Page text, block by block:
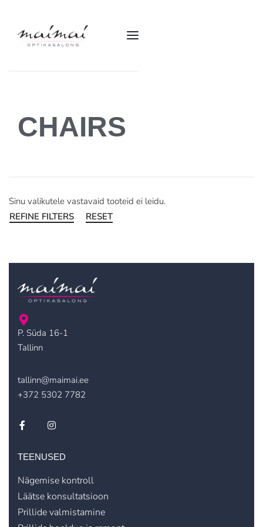
CHAIRS
Sinu valikutele vastavaid tooteid ei leidu.
REFINE FILTERS
RESET
P. Süda 16-1
Tallinn
tallinn@maimai.ee
+372 5302 7782
TEENUSED
Nägemise kontroll
Läätse konsultatsioon
Prillide valmistamine